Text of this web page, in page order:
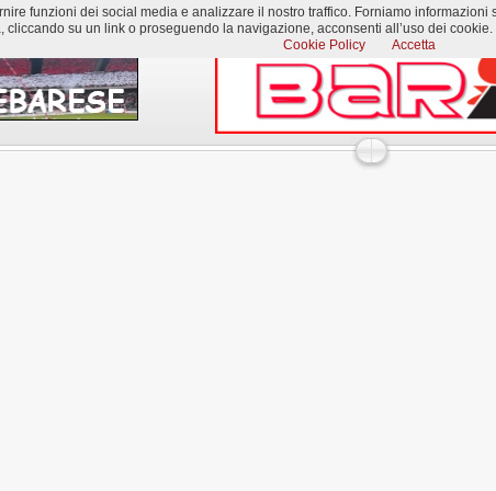
funzioni dei social media e analizzare il nostro traffico. Forniamo
su un link o proseguendo la navigazione, acconsenti all’uso dei
Cookie Policy
Accetta